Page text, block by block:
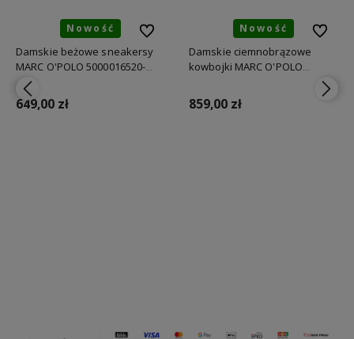
Nowość
Damskie beżowe sneakersy
MARC O'POLO 5000016520-
1740
649,00 zł
Do ulubionych
Do ulubionych Nowość
Damskie ciemnobrązowe
kowbojki MARC O'POLO
859,00 zł
Do
Do